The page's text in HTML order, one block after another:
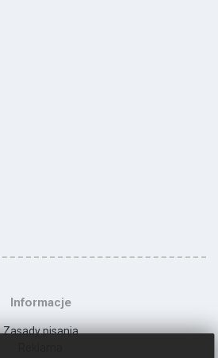
Informacje
Zasady pisania